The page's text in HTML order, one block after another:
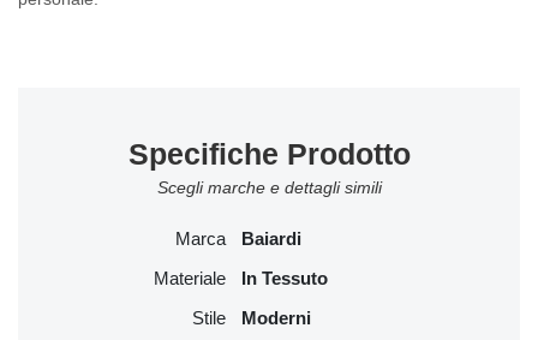
Specifiche Prodotto
Scegli marche e dettagli simili
Marca Baiardi
Materiale In Tessuto
Stile Moderni